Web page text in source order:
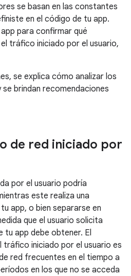
se basan en las constantes
en el código de tu app.
para confirmar qué
tráfico iniciado por el usuario,
se explica cómo analizar los
brindan recomendaciones
de red iniciado por
por el usuario podría
este realiza una
app, o bien separarse en
que el usuario solicita
tu app debe obtener. El
tráfico iniciado por el usuario es
red frecuentes en el tiempo a
en los que no se acceda